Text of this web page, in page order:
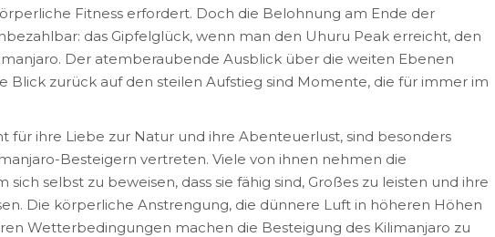
Fitness erfordert. Doch die Belohnung am Ende der
das Gipfelglück, wenn man den Uhuru Peak erreicht, den
Der atemberaubende Ausblick über die weiten Ebenen
Blick zurück auf den steilen Aufstieg sind Momente, die für immer im
für ihre Liebe zur Natur und ihre Abenteuerlust, sind besonders
Besteigern vertreten. Viele von ihnen nehmen die
sich selbst zu beweisen, dass sie fähig sind, Großes zu leisten und ihre
Die körperliche Anstrengung, die dünnere Luft in höheren Höhen
Wetterbedingungen machen die Besteigung des Kilimanjaro zu